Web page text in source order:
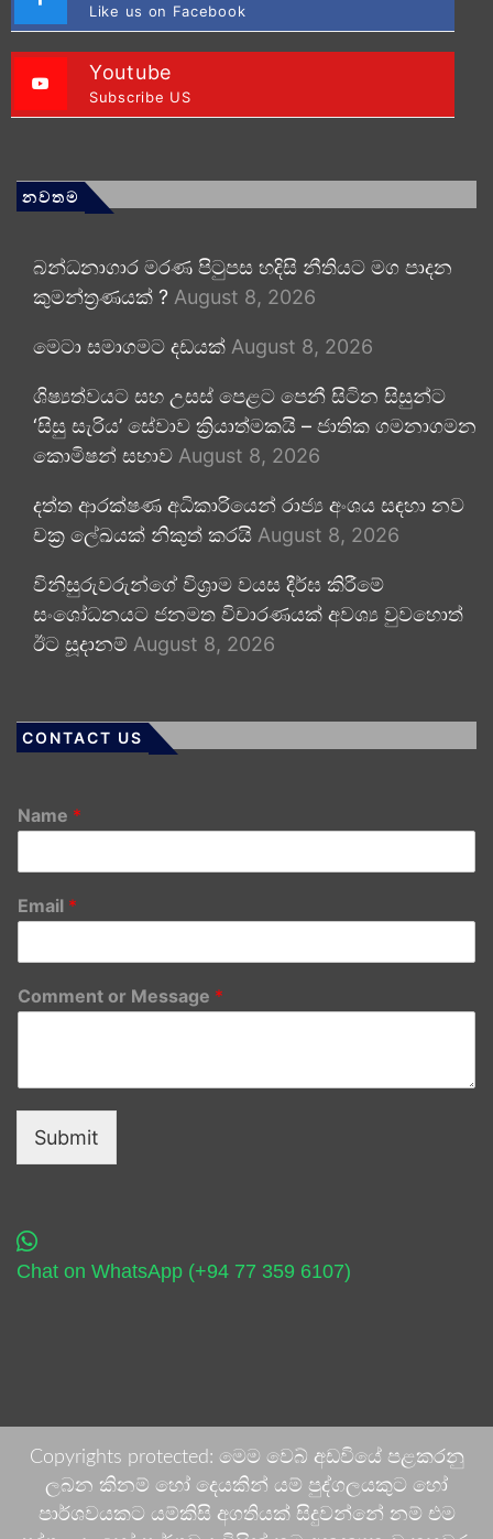
Like us on Facebook
Youtube
Subscribe US
නවතම
බන්ධනාගාර මරණ පිටුපස හදිසි නීතියට මග පාදන
කුමන්ත්‍රණයක් ? August 8, 2026
මෙටා සමාගමට දඩයක් August 8, 2026
ශිෂ්‍යත්වයට සහ උසස් පෙළට පෙනී සිටින සිසුන්ට
‘සිසු සැරිය’ සේවාව ක්‍රියාත්මකයි – ජාතික ගමනාගමන
කොමිෂන් සභාව August 8, 2026
දත්ත ආරක්ෂණ අධිකාරියෙන් රාජ්‍ය අංශය සඳහා නව
චක්‍ර ලේඛයක් නිකුත් කරයි August 8, 2026
විනිසුරුවරුන්ගේ විශ්‍රාම වයස දීර්ඝ කිරීමේ
සංශෝධනයට ජනමත විචාරණයක් අවශ්‍ය වුවහොත්
ඊට සූදානම් August 8, 2026
CONTACT US
Name *
Email *
Comment or Message *
Submit
Chat on WhatsApp (+94 77 359 6107)
Copyrights protected: මෙම වෙබ් අඩවියේ පළකරනු
ලබන කිනම් හෝ දෙයකින් යම් පුද්ගලයකුට හෝ
පාර්ශවයකට යම්කිසි අගතියක් සිදුවන්නේ නම් එම